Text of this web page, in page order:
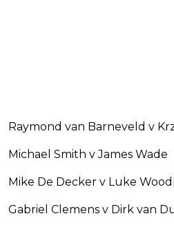
Raymond van Barneveld v
Michael Smith v James Wade
Mike De Decker v Luke
Gabriel Clemens v Dirk van